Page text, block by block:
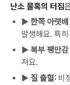
난소 물혹의 터짐
▶ 한쪽 아랫
발생해요. 특
▶ 복부 팽만
져요.
▶ 질 출혈: 비